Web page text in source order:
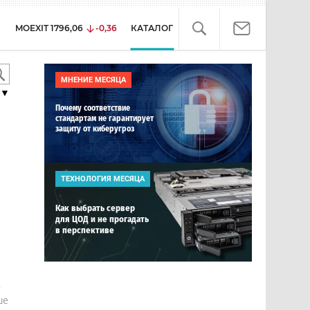
MOEXIT 1796,06 -0,36 КАТАЛОГ
▼
МНЕНИЕ МЕСЯЦА
Почему соответствие
стандартам не гарантирует
защиту от киберугроз
ТЕХНОЛОГИЯ МЕСЯЦА
Как выбрать сервер
для ЦОД и не прогадать
в перспективе